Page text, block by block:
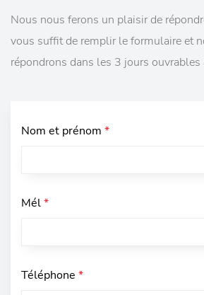
Nous nous ferons un plaisir de
vous suffit de remplir le formulaire et
répondrons dans les 3 jours ouvrables
Nom et prénom *
Mél*
Téléphone *